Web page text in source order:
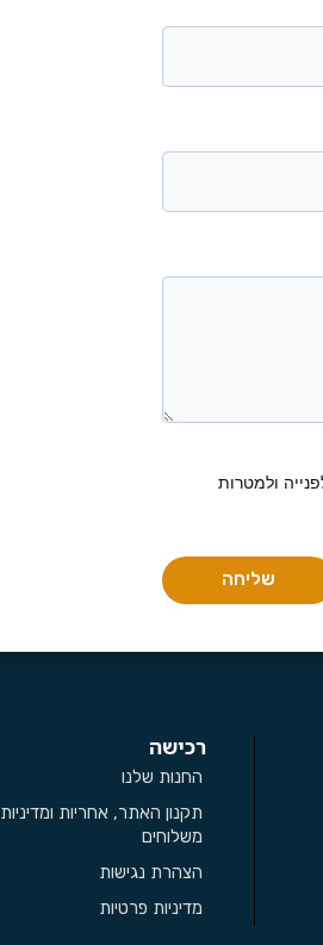
ולמטרות
שליחה
רכישה
החנות שלנו
תקנון האתר, אחריות ומדיניות
משלוחים
הצהרת נגישות
מדיניות פרטיות